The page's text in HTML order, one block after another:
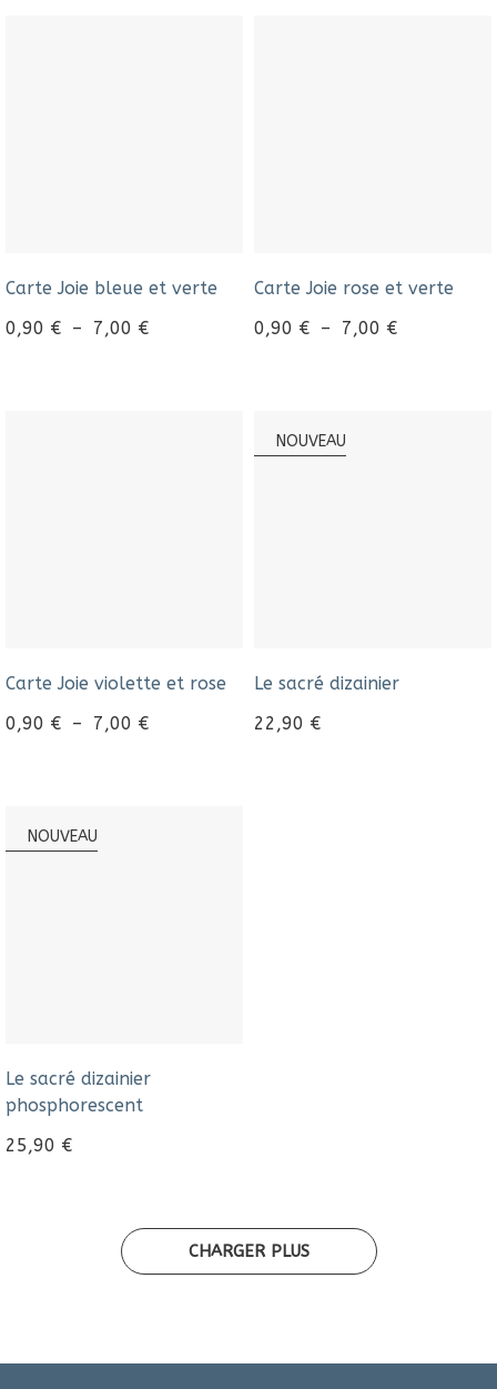
Carte Joie bleue et verte
0,90 € – 7,00 €
Carte Joie rose et verte
0,90 € – 7,00 €
Carte Joie violette et rose
0,90 € – 7,00 €
NOUVEAU
Le sacré dizainier
22,90 €
NOUVEAU
Le sacré dizainier
phosphorescent
25,90 €
CHARGER PLUS